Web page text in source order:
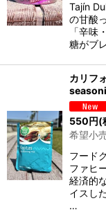
Tajín
の甘酸
「辛味
糖がブ
カリフ
550円(
希望小
フード
ファヒ
経済的
イスし
…